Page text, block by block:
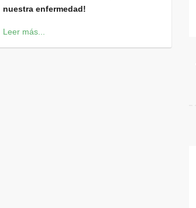
nuestra enfermedad!
Leer más...